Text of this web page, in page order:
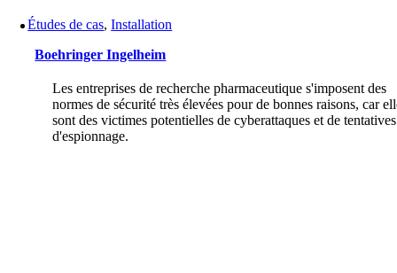
Études de cas,Installation
Boehringer Ingelheim
Les entreprises de recherche pharmaceutique s'imposent des
normes de sécurité très élevées pour de bonnes raisons, car
sont des victimes potentielles de cyberattaques et de tentatives
d'espionnage.